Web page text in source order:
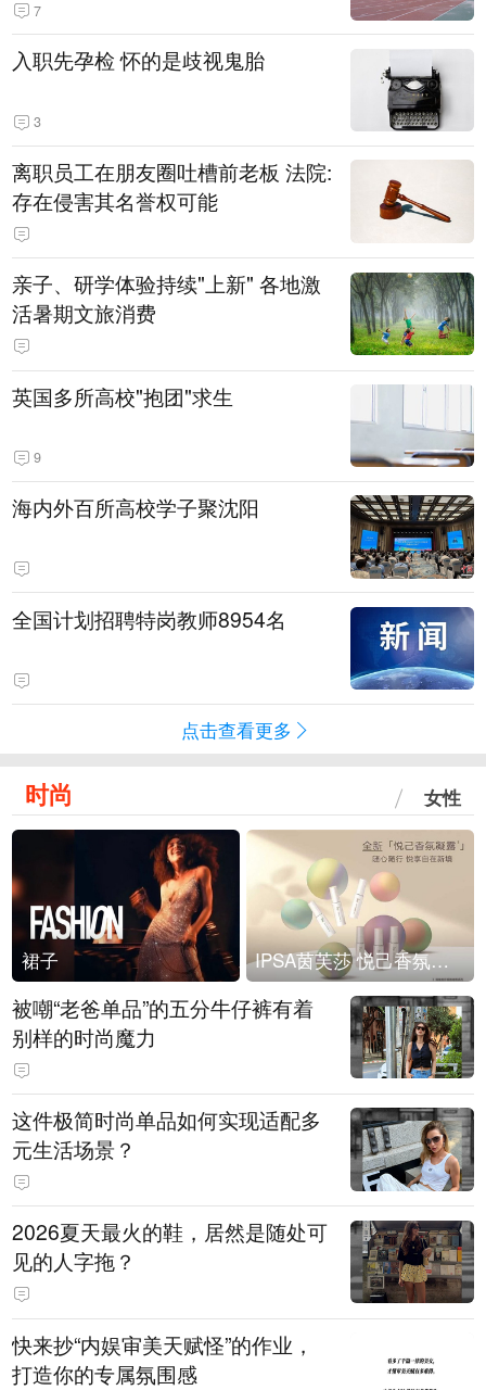
7
入职先孕检 怀的是歧视鬼胎
3
离职员工在朋友圈吐槽前老板 法院:
存在侵害其名誉权可能
亲子、研学体验持续"上新" 各地激
活暑期文旅消费
英国多所高校"抱团"求生
9
海内外百所高校学子聚沈阳
全国计划招聘特岗教师8954名
点击查看更多
时尚 女性
裙子 IPSA茵芙莎 悦己香氛凝露上市
被嘲“老爸单品”的五分牛仔裤有着
别样的时尚魔力
这件极简时尚单品如何实现适配多
元生活场景？
2026夏天最火的鞋，居然是随处可
见的人字拖？
快来抄“内娱审美天赋怪”的作业，
打造你的专属氛围感